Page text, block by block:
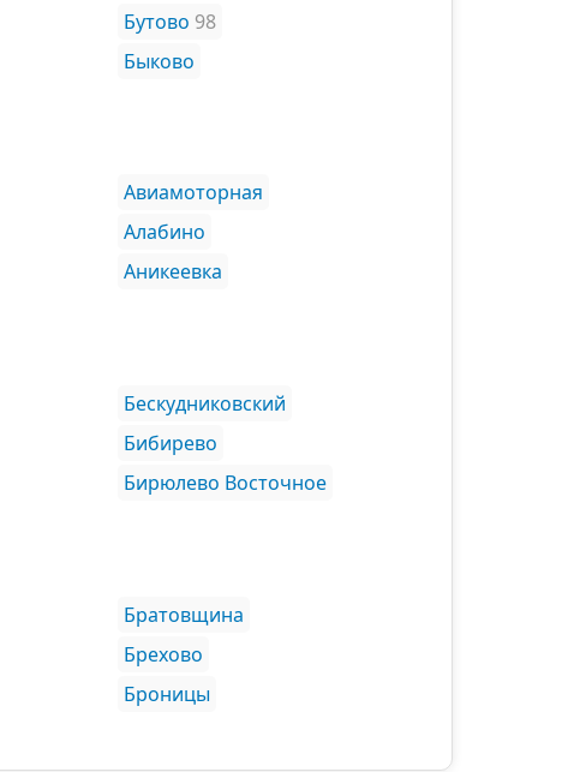
Бутово 98
Быково
Авиамоторная
Алабино
Аникеевка
Бескудниковский
Бибирево
Бирюлево Восточное
Братовщина
Брехово
Броницы